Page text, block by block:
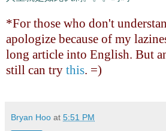
*For those who don't
apologize because of my
long article into English. But
still can try this. =)
Bryan Hoo at 5:51 PM